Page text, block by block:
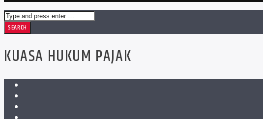
KUASA HUKUM PAJAK